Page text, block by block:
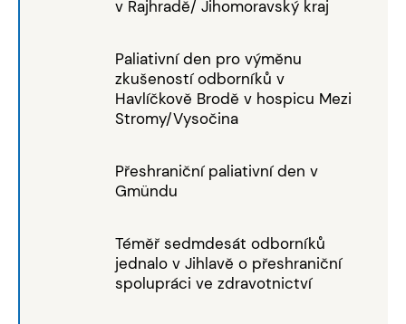
v Rajhradě/ Jihomoravský kraj
Paliativní den pro výměnu
zkušeností odborníků v
Havlíčkově Brodě v hospicu Mezi
Stromy/Vysočina
Přeshraniční paliativní den v
Gmündu
Téměř sedmdesát odborníků
jednalo v Jihlavě o přeshraniční
spolupráci ve zdravotnictví